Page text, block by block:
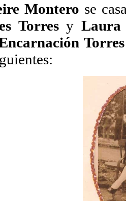
Montero se
Torresy Laura